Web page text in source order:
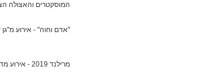
המוסקטרים והאצולה
"אדם וחוה" - אירוע מ"גן
מרילנד 2019 - אירוע מדליק לזוגות מאורסים